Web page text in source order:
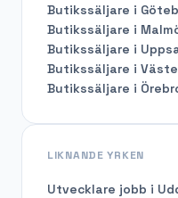
Butikssäljare i
Butikssäljare i
Butikssäljare i
Butikssäljare i
Butikssäljare i
LIKNANDE YRKEN
Utvecklare jobb i